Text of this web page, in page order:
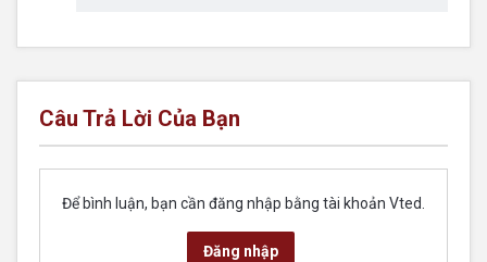
Câu Trả Lời Của Bạn
Để bình luận, bạn cần đăng nhập bằng tài khoản Vted.
Đăng nhập